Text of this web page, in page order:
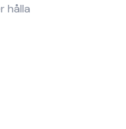
hålla